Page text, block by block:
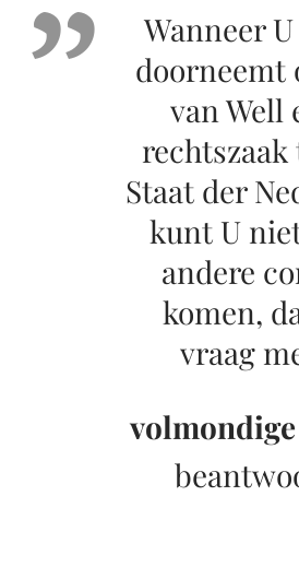
Wanneer
doorneemt
van Well
rechtszaak
Staat der
kunt U
andere
komen,
vraag
volmondige